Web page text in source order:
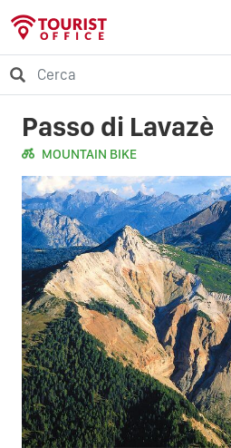
Passo di Lavazè
MOUNTAIN BIKE